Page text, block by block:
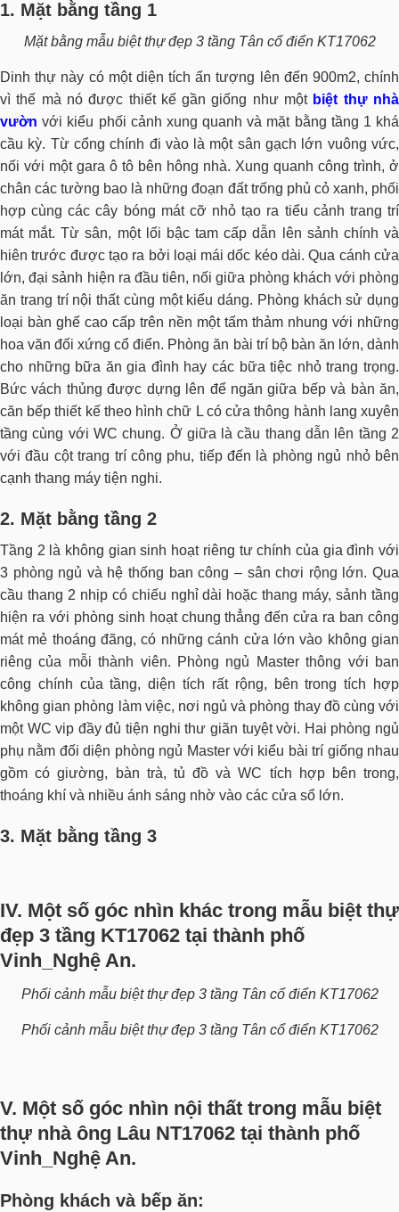
1. Mặt bằng tầng 1
Mặt bằng mẫu biệt thự đẹp 3 tầng Tân cổ điển KT17062
Dinh thự này có một diện tích ấn tượng lên đến 900m2, chính
vì thế mà nó được thiết kế gần giống như một biệt thự nhà
vườn với kiểu phối cảnh xung quanh và mặt bằng tầng 1 khá
cầu kỳ. Từ cổng chính đi vào là một sân gạch lớn vuông vức,
nối với một gara ô tô bên hông nhà. Xung quanh công trình, ở
chân các tường bao là những đoạn đất trống phủ cỏ xanh, phối
hợp cùng các cây bóng mát cỡ nhỏ tạo ra tiểu cảnh trang trí
mát mắt. Từ sân, một lối bậc tam cấp dẫn lên sảnh chính và
hiên trước được tạo ra bởi loại mái dốc kéo dài. Qua cánh cửa
lớn, đại sảnh hiện ra đầu tiên, nối giữa phòng khách với phòng
ăn trang trí nội thất cùng một kiểu dáng. Phòng khách sử dụng
loại bàn ghế cao cấp trên nền một tấm thảm nhung với những
hoa văn đối xứng cổ điển. Phòng ăn bài trí bộ bàn ăn lớn, dành
cho những bữa ăn gia đình hay các bữa tiệc nhỏ trang trọng.
Bức vách thủng được dựng lên để ngăn giữa bếp và bàn ăn,
căn bếp thiết kế theo hình chữ L có cửa thông hành lang xuyên
tầng cùng với WC chung. Ở giữa là cầu thang dẫn lên tầng 2
với đầu cột trang trí công phu, tiếp đến là phòng ngủ nhỏ bên
cạnh thang máy tiện nghi.
2. Mặt bằng tầng 2
Tầng 2 là không gian sinh hoạt riêng tư chính của gia đình với
3 phòng ngủ và hệ thống ban công – sân chơi rộng lớn. Qua
cầu thang 2 nhịp có chiếu nghỉ dài hoặc thang máy, sảnh tầng
hiện ra với phòng sinh hoạt chung thẳng đến cửa ra ban công
mát mẻ thoáng đãng, có những cánh cửa lớn vào không gian
riêng của mỗi thành viên. Phòng ngủ Master thông với ban
công chính của tầng, diện tích rất rộng, bên trong tích hợp
không gian phòng làm việc, nơi ngủ và phòng thay đồ cùng với
một WC vip đầy đủ tiện nghi thư giãn tuyệt vời. Hai phòng ngủ
phụ nằm đối diện phòng ngủ Master với kiểu bài trí giống nhau
gồm có giường, bàn trà, tủ đồ và WC tích hợp bên trong,
thoáng khí và nhiều ánh sáng nhờ vào các cửa sổ lớn.
3. Mặt bằng tầng 3
IV. Một số góc nhìn khác trong mẫu biệt thự
đẹp 3 tầng KT17062 tại thành phố
Vinh_Nghệ An.
Phối cảnh mẫu biệt thự đẹp 3 tầng Tân cổ điển KT17062
Phối cảnh mẫu biệt thự đẹp 3 tầng Tân cổ điển KT17062
V. Một số góc nhìn nội thất trong mẫu biệt
thự nhà ông Lâu NT17062 tại thành phố
Vinh_Nghệ An.
Phòng khách và bếp ăn: